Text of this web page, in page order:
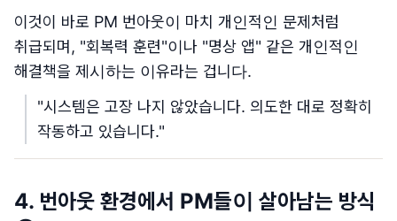
이것이 바로 PM 번아웃이 마치 개인적인 문제처럼
취급되며, "회복력 훈련"이나 "명상 앱" 같은 개인적인
해결책을 제시하는 이유라는 겁니다.
"시스템은 고장 나지 않았습니다. 의도한 대로 정확히
작동하고 있습니다."
4. 번아웃 환경에서 PM들이 살아남는 방식